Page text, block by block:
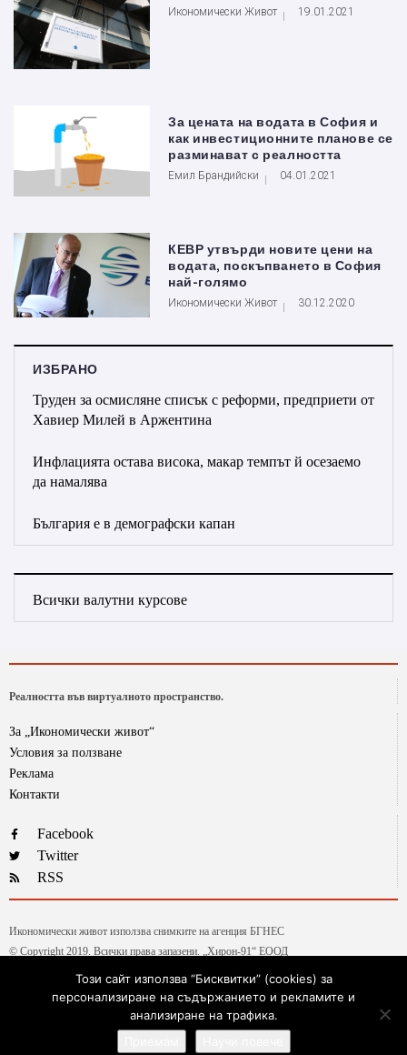
Икономически Живот 19.01.2021
За цената на водата в София и
как инвестиционните планове се
разминават с реалността
Емил Брандийски 04.01.2021
КЕВР утвърди новите цени на
водата, поскъпването в София
най-голямо
Икономически Живот 30.12.2020
ИЗБРАНО
Труден за осмисляне списък с реформи, предприети от
Хавиер Милей в Аржентина
Инфлацията остава висока, макар темпът й осезаемо
да намалява
България е в демографски капан
Всички валутни курсове
Реалността във виртуалното пространство.
За „Икономически живот“
Условия за ползване
Реклама
Контакти
Facebook
Twitter
RSS
Икономически живот използва снимките на агенция БГНЕС
© Copyright 2019. Всички права запазени. „Хирон-91“ ЕООД
Текстовете от рубриката „Гласове и мнения“ са авторски, на колумнистите на ИЖ.
Ние ценим високата им експертиза и аргументирани позиции, независимо, че не
Този сайт използва “Бисквитки” (cookies) за
персонализиране на съдържанието и рекламите и
анализиране на трафика.